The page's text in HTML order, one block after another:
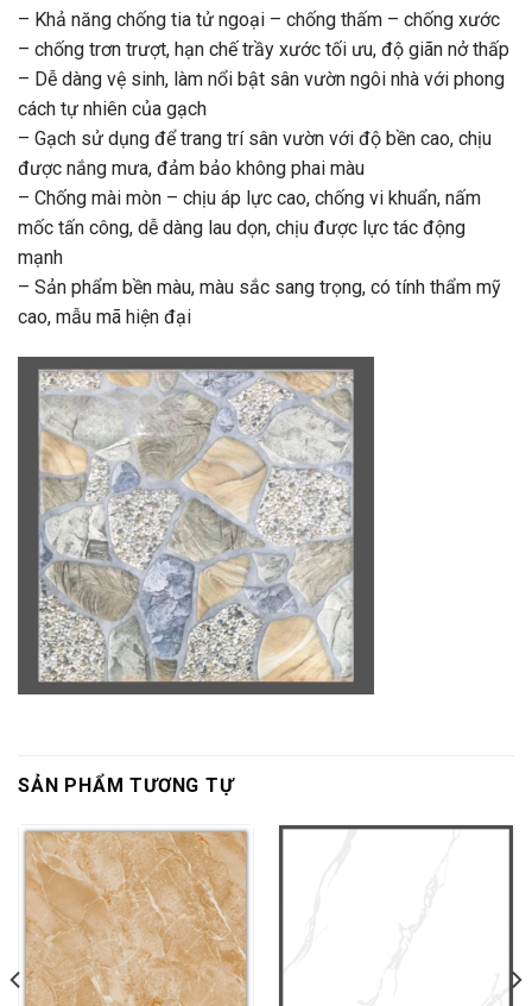
– Khả năng chống tia tử ngoại – chống thấm – chống xước
– chống trơn trượt, hạn chế trầy xước tối ưu, độ giãn nở thấp
– Dễ dàng vệ sinh, làm nổi bật sân vườn ngôi nhà với phong
cách tự nhiên của gạch
– Gạch sử dụng để trang trí sân vườn với độ bền cao, chịu
được nắng mưa, đảm bảo không phai màu
– Chống mài mòn – chịu áp lực cao, chống vi khuẩn, nấm
mốc tấn công, dễ dàng lau dọn, chịu được lực tác động
mạnh
– Sản phẩm bền màu, màu sắc sang trọng, có tính thẩm mỹ
cao, mẫu mã hiện đại
SẢN PHẨM TƯƠNG TỰ